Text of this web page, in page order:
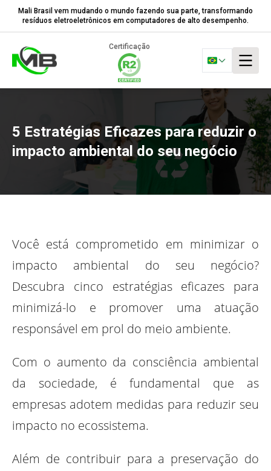
Mali Brasil vem mudando o mundo fazendo sua parte, transformando
resíduos eletroeletrônicos em computadores de alto desempenho.
Certificação
5 Estratégias Eficazes para reduzir o
impacto ambiental do seu negócio
Você está comprometido em minimizar o
impacto ambiental do seu negócio?
Descubra cinco estratégias eficazes para
minimizá-lo e promover uma atuação
responsável em prol do meio ambiente.
Com o aumento da consciência ambiental
da sociedade, é fundamental que as
empresas adotem medidas para reduzir seu
impacto no ecossistema.
Além de contribuir para a preservação do